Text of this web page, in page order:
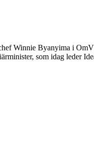
Winnie Byanyima i
som idag leder